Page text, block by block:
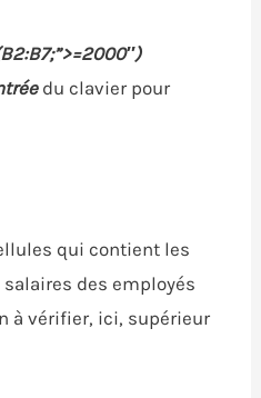
du clavier pour
qui contient les
des employés
à vérifier, ici, supérieur